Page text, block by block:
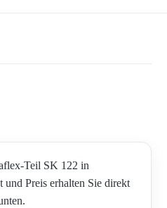
Teil SK 122 in
Preis erhalten Sie direkt